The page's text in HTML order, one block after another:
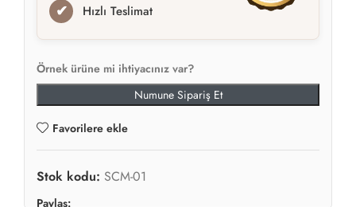
✔ Hızlı Teslimat
Örnek ürüne mi ihtiyacınız var?
Numune Sipariş Et
Favorilere ekle
Stok kodu: SCM-01
Paylaş: